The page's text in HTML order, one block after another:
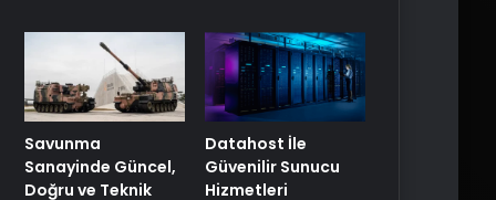
Savunma
Sanayinde Güncel,
Doğru ve Teknik
Datahost İle
Güvenilir Sunucu
Hizmetleri